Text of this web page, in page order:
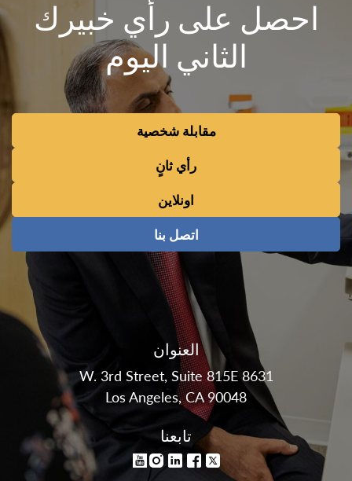
احصل على رأي خبيرك
الثاني اليوم
مقابلة شخصية
رأي ثانٍ
اونلاين
اتصل بنا
العنوان
8631 W. 3rd Street, Suite 815E
Los Angeles, CA 90048
تابعنا